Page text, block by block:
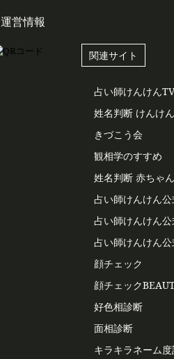
運営情報
関連サイト
占い師けんけん
姓名判断 けんけん
きづこう会
観相学のすすめ
姓名判断 赤ちゃん
占い師けんけん
占い師けんけん
占い師けんけん
顔チェック
顔チェック
好色相診断
面相診断
キラキラネーム